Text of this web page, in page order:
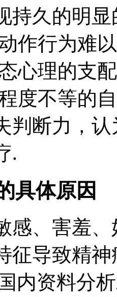
持久的明
作行为难
心理的支
度不等的
判断力，
.
体原因
、害羞、
征导致精
内资料分